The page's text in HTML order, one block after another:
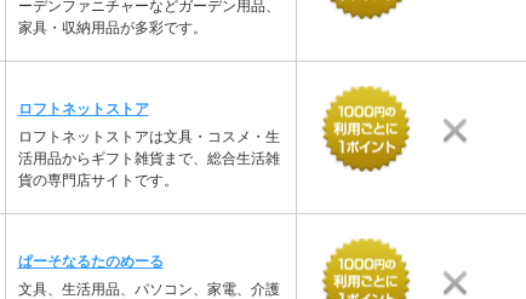
ーデンファニチャーなどガーデン用品、
家具・収納用品が多彩です。
ロフトネットストア
ロフトネットストアは文具・コスメ・生
活用品からギフト雑貨まで、総合生活雑
貨の専門店サイトです。
ぱーそなるたのめーる
文具、生活用品、パソコン、家電、介護